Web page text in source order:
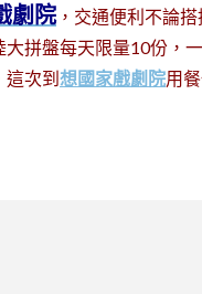
劇院，交通便利不論
拼盤每天限量10份，
這次到想國家戲劇院用